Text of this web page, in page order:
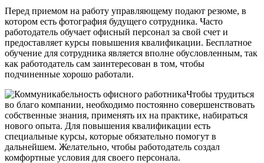
Перед приемом на работу управляющему подают резюме, в
котором есть фотография будущего сотрудника. Часто
работодатель обучает офисный персонал за свой счет и
предоставляет курсы повышения квалификации. Бесплатное
обучение для сотрудника является вполне обусловленным, так
как работодатель сам заинтересован в том, чтобы
подчиненные хорошо работали.
Чтобы трудиться
во благо компании, необходимо постоянно совершенствовать
собственные знания, применять их на практике, набираться
нового опыта. Для повышения квалификации есть
специальные курсы, которые обязательно помогут в
дальнейшем. Желательно, чтобы работодатель создал
комфортные условия для своего персонала.